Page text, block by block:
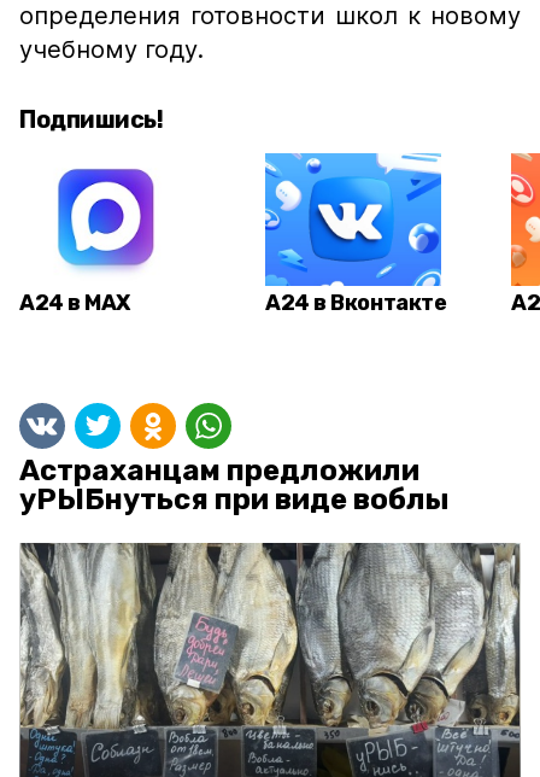
определения готовности школ к новому
учебному году.
Подпишись!
А24 в MAX А24 в Вконтакте
Астраханцам предложили
уРЫБнуться при виде воблы